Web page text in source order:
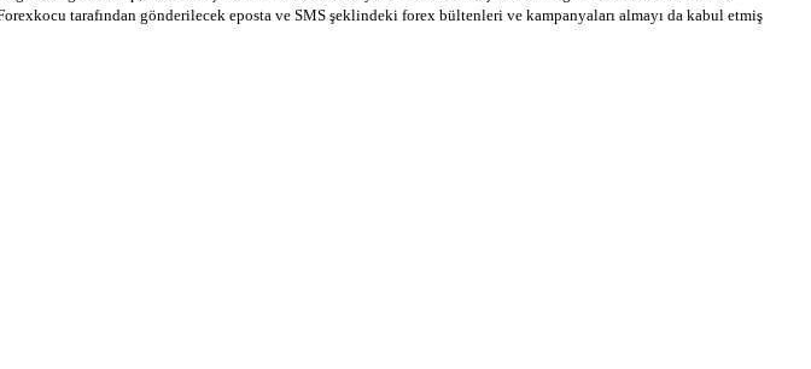
tarafından gönderilecek eposta ve SMS şeklindeki forex bültenleri ve kampanyaları almayı da kabul etmiş